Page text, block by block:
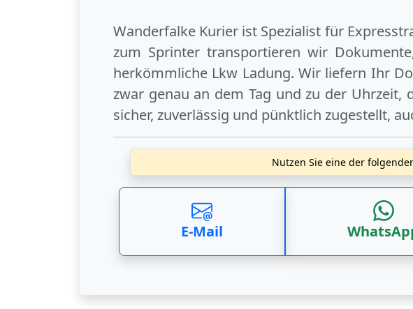
Wanderfalke Kurier ist Spezialist für
zum Sprinter transportieren wir
herkömmliche Lkw Ladung. Wir liefern Ihr
zwar genau an dem Tag und zu der Uhrzeit,
sicher, zuverlässig und pünktlich zugestellt,
Nutzen Sie eine der
E-Mail